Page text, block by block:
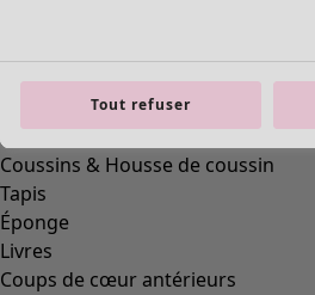
Nouveautés
Voir toute la décoration
Rideaux
Coussins & Housse de coussin
Tapis
Éponge
Livres
Coups de cœur antérieurs
Tout refuser